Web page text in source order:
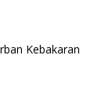
Kebakaran